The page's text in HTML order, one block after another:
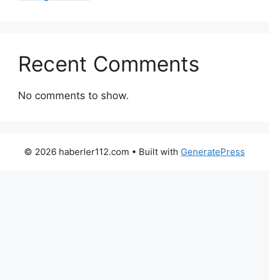
Recent Comments
No comments to show.
© 2026 haberler112.com • Built with GeneratePress